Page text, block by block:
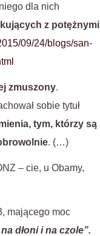
dla nich
z potężnymi
09/24/blogs/san-
zmuszony.
sobie tytuł
tym, którzy są
. (…)
– cie, u Obamy,
mającego moc
dłoni i na czole”.